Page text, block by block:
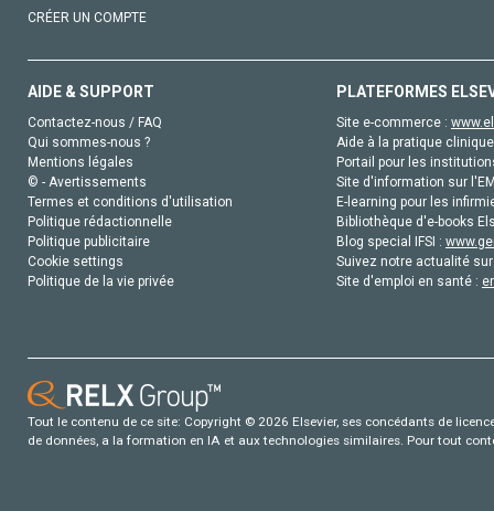
CRÉER UN COMPTE
AIDE & SUPPORT
Contactez-nous / FAQ
Qui sommes-nous ?
Mentions légales
© - Avertissements
Termes et conditions d'utilisation
Politique rédactionnelle
Politique publicitaire
Cookie settings
Politique de la vie privée
PLATEFORMES
Site e-commerce :
Aide à la pratique
Portail pour les
Site d'information sur
E-learning pour les
Bibliothèque d'e-books
Blog special IFSI :
Suivez notre actualité
Site d'emploi en santé :
Tout le contenu de ce site: Copyright © 2026 Elsevier, ses concédants de
de données, a la formation en IA et aux technologies similaires. Pour tout